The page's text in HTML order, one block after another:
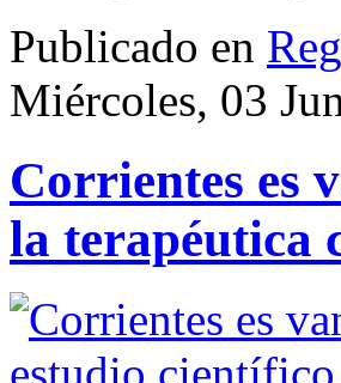
Publicado en
Miércoles, 03
Corrientes es
la terapéutica